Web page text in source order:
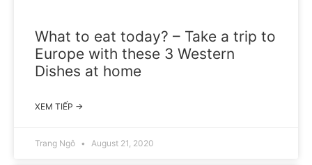
What to eat today? – Take a trip to
Europe with these 3 Western
Dishes at home
XEM TIẾP →
Trang Ngô August 21, 2020